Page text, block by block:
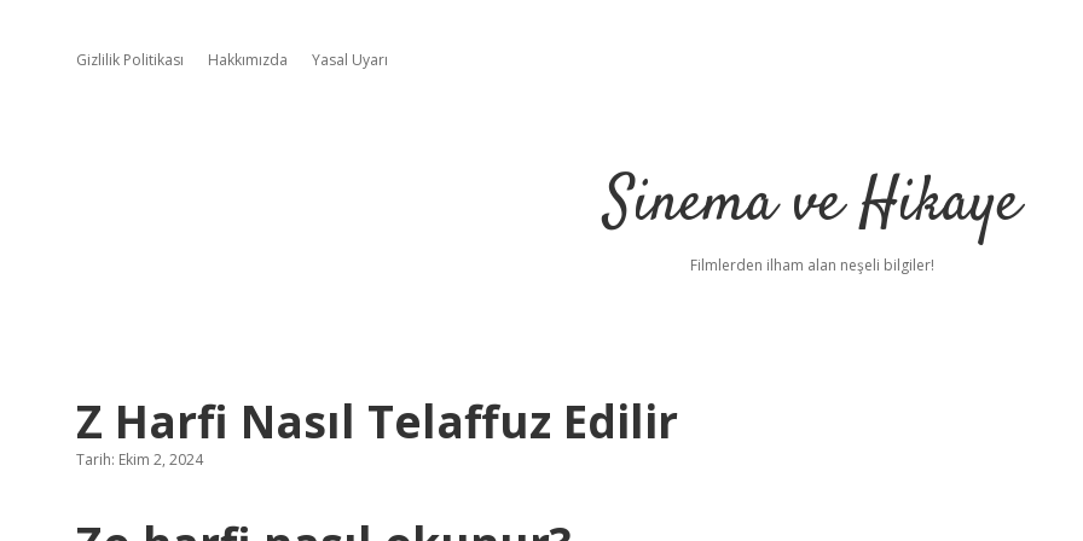
Gizlilik Politikası Hakkımızda Yasal Uyarı
Sinema ve Hikaye
Filmlerden ilham alan neşeli bilgiler!
Z Harfi Nasıl Telaffuz Edilir
Tarih: Ekim 2, 2024